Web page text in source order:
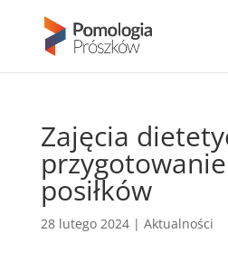
Zajęcia
posiłków
28 lutego 2024| Aktualności